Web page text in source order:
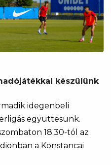
készülünk
idegenbeli
együttesünk.
18.30-tól az
a Konstancai